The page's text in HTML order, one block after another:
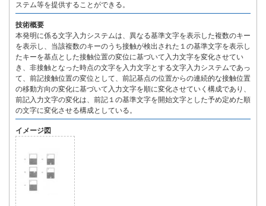
ステム等を提供することができる。
技術概要
本発明に係る文字入力システムは、異なる基準文字を表示した複数のキー
を表示し、当該複数のキーのうち接触が検出された１の基準文字を表示し
たキーを基点とした接触位置の変位に基づいて入力文字を変化させてい
き、非接触となった時点の文字を入力文字とする文字入力システムであっ
て、前記接触位置の変位として、前記基点の位置からの連続的な接触位置
の移動方向の変化に基づいて入力文字を順に変化させていく構成であり、
前記入力文字の変化は、前記１の基準文字を開始文字とした予め定めた順
の文字に変化させる構成としている。
イメージ図